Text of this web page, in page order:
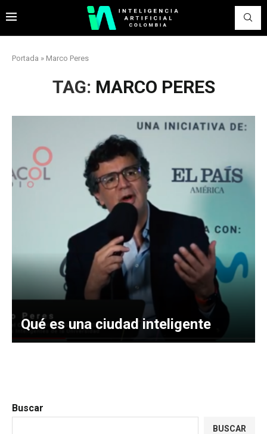
Portada » Marco Peres
TAG: MARCO PERES
Qué es una ciudad inteligente
Buscar
BUSCAR